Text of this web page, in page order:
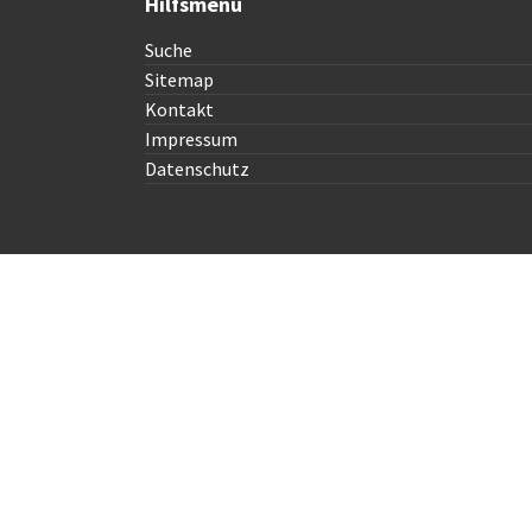
Suche
Sitemap
Kontakt
Impressum
Datenschutz